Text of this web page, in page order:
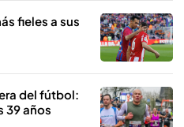
fieles a sus
del fútbol:
39 años